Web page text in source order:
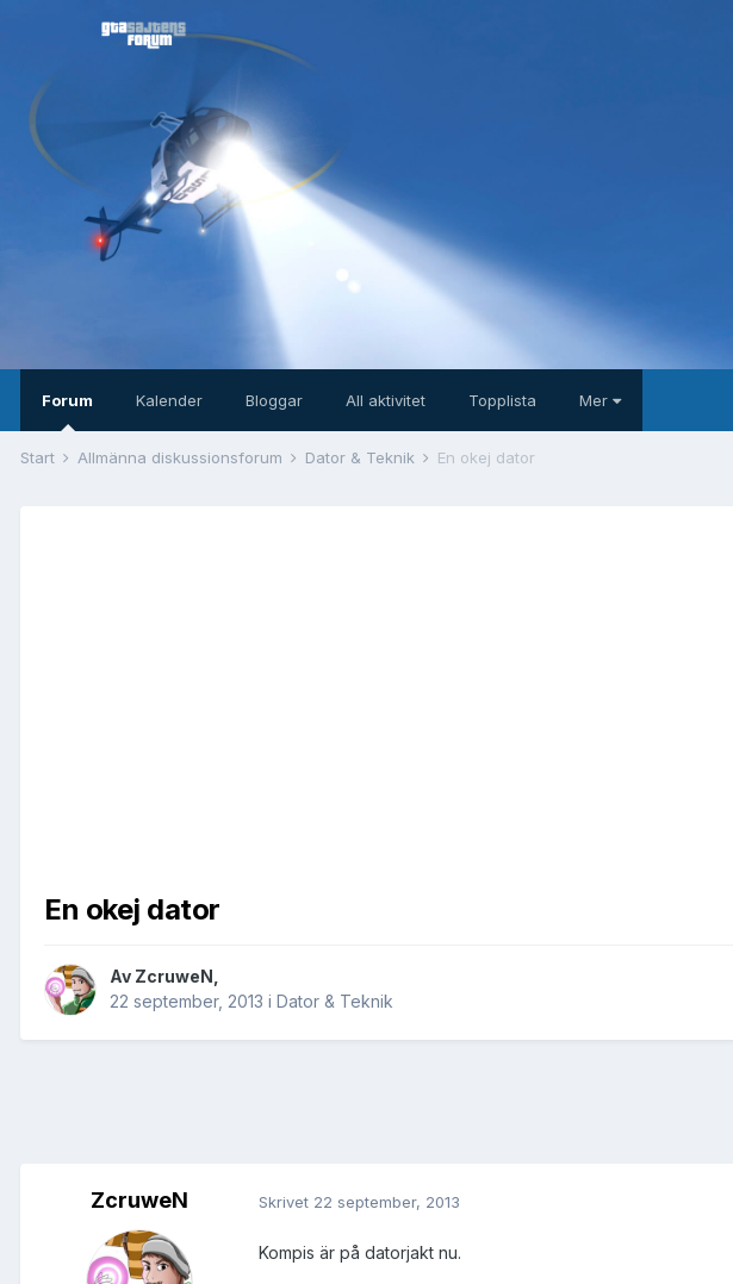
Forum Kalender Bloggar All aktivitet Topplista Mer
Start Allmänna diskussionsforum Dator & Teknik En okej dator
En okej dator
Av ZcruweN
22 september, 2013 i Dator & Teknik
ZcruweN Skrivet 22 september, 2013
Kompis är på datorjakt nu.